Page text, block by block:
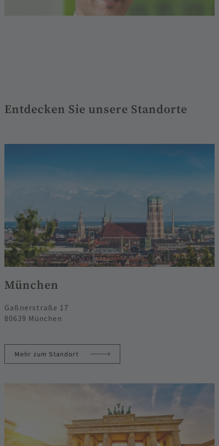
Entdecken Sie unsere Standorte
München
Gaßnerstraße 17
80639 München
Mehr zum Standort